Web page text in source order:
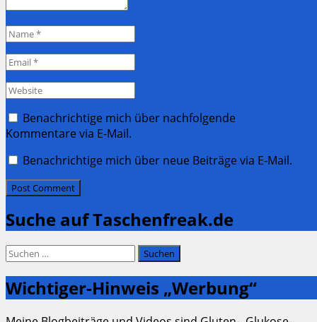
Name
Email
Website
Benachrichtige mich über nachfolgende
Kommentare via E-Mail.
Benachrichtige mich über neue Beiträge via E-Mail.
Suche auf Taschenfreak.de
Suchen
Wichtiger-Hinweis „Werbung“